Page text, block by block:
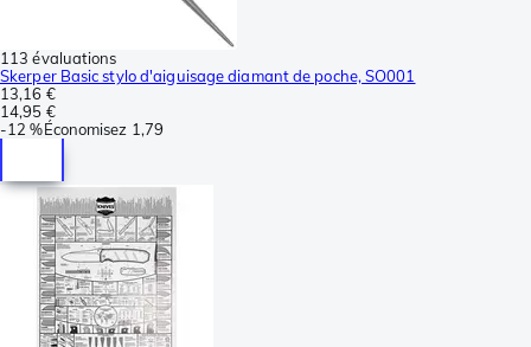
113 évaluations
Skerper Basic stylo d'aiguisage diamant de poche, SO001
13,16 €
14,95 €
-12 %Économisez 1,79